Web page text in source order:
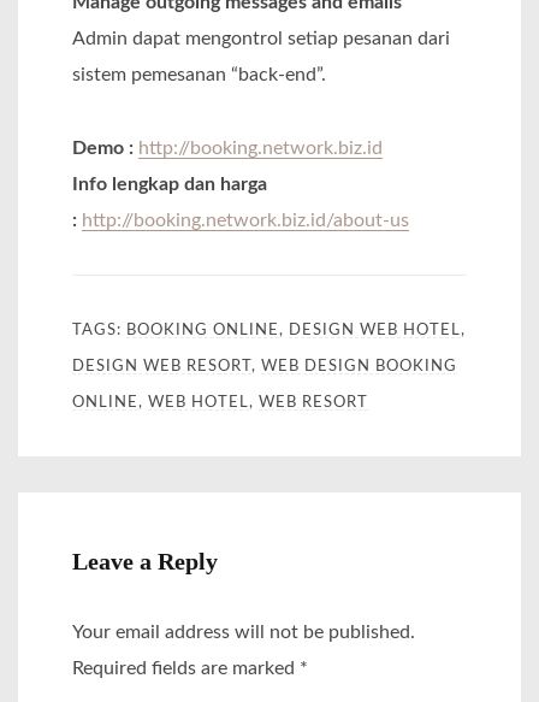
Admin dapat mengontrol setiap pesanan dari
sistem pemesanan “back-end”.
Demo : http://booking.network.biz.id
Info lengkap dan harga
: http://booking.network.biz.id/about-us
TAGS: BOOKING ONLINE, DESIGN WEB HOTEL,
DESIGN WEB RESORT , WEB DESIGN BOOKING
ONLINE, WEB HOTEL, WEB RESORT
Leave a Reply
Your email address will not be published.
Required fields are marked *